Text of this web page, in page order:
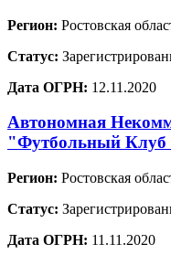
Регион: Ростовская
Статус:
Дата ОГРН: 12.11.2020
Автономная
"Футбольный
Регион: Ростовская
Статус:
Дата ОГРН: 11.11.2020